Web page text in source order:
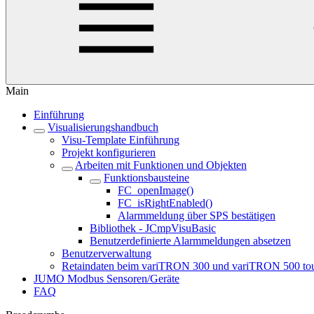
Main
Einführung
Visualisierungshandbuch
Visu-Template Einführung
Projekt konfigurieren
Arbeiten mit Funktionen und Objekten
Funktionsbausteine
FC_openImage()
FC_isRightEnabled()
Alarmmeldung über SPS bestätigen
Bibliothek - JCmpVisuBasic
Benutzerdefinierte Alarmmeldungen absetzen
Benutzerverwaltung
Retaindaten beim variTRON 300 und variTRON 500
JUMO Modbus Sensoren/Geräte
FAQ